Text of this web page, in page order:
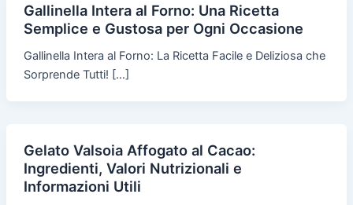
Gallinella Intera al Forno: Una Ricetta
Semplice e Gustosa per Ogni Occasione
Gallinella Intera al Forno: La Ricetta Facile e Deliziosa che
Sorprende Tutti! […]
Gelato Valsoia Affogato al Cacao:
Ingredienti, Valori Nutrizionali e
Informazioni Utili